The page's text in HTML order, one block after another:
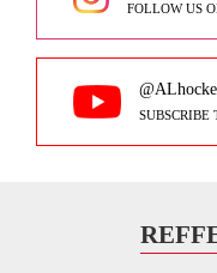
FOLLOW US
SUBSCRIBE